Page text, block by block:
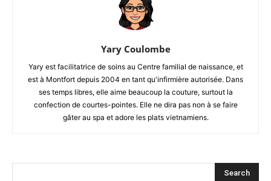
Yary Coulombe
Yary est facilitatrice de soins au Centre familial de naissance, et
est à Montfort depuis 2004 en tant qu'infirmière autorisée. Dans
ses temps libres, elle aime beaucoup la couture, surtout la
confection de courtes-pointes. Elle ne dira pas non à se faire
gâter au spa et adore les plats vietnamiens.